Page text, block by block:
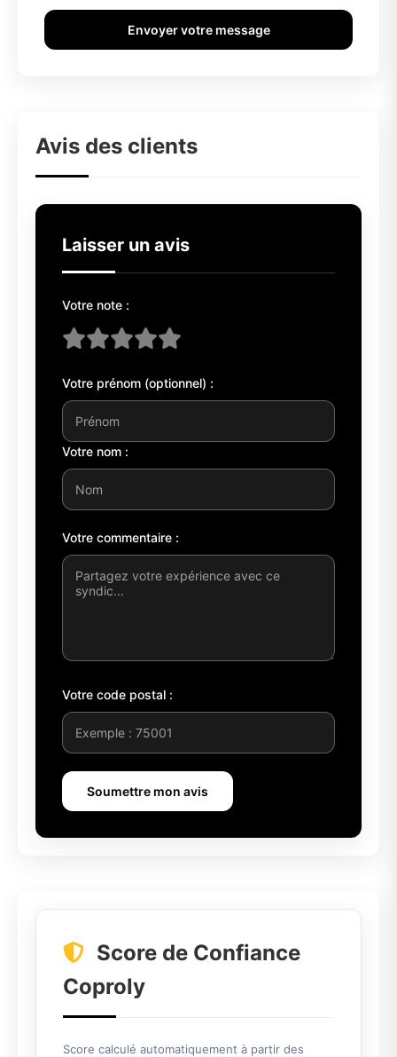
Envoyer votre message
Avis des clients
Laisser un avis
Votre note :
Votre prénom (optionnel) :
Votre nom :
Votre commentaire :
Votre code postal :
Soumettre mon avis
Score de Confiance
Coproly
Score calculé automatiquement à partir des